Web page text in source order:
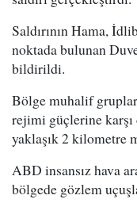
Saldırının Hama,
noktada bulunan
bildirildi.
Bölge muhalif
rejimi güçlerine karşı
yaklaşık 2 kilometre
ABD insansız hava
bölgede gözlem